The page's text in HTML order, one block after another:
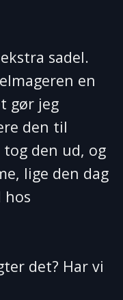
sadel.
en
gør jeg
den til
den ud, og
lige den dag
hos
det? Har vi